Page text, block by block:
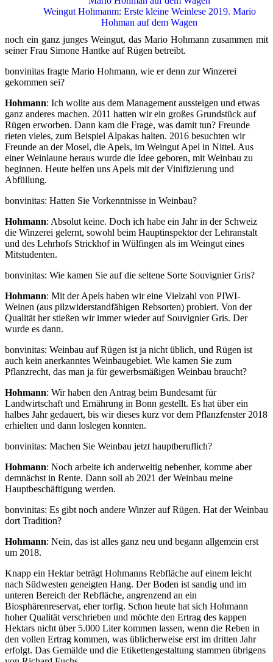
Weingut Hohmanm: Erste kleine Weinlese 2019. Mario
Hohman auf dem Wagen
noch ein ganz junges Weingut, das Mario Hohmann zusammen mit
seiner Frau Simone Hantke auf Rügen betreibt.
bonvinitas fragte Mario Hohmann, wie er denn zur Winzerei
gekommen sei?
Hohmann: Ich wollte aus dem Management aussteigen und etwas
ganz anderes machen. 2011 hatten wir ein großes Grundstück auf
Rügen erworben. Dann kam die Frage, was damit tun? Freunde
rieten vieles, zum Beispiel Alpakas halten. 2016 besuchten wir
Freunde an der Mosel, die Apels, im Weingut Apel in Nittel. Aus
einer Weinlaune heraus wurde die Idee geboren, mit Weinbau zu
beginnen. Heute helfen uns Apels mit der Vinifizierung und
Abfüllung.
bonvinitas: Hatten Sie Vorkenntnisse in Weinbau?
Hohmann: Absolut keine. Doch ich habe ein Jahr in der Schweiz
die Winzerei gelernt, sowohl beim Hauptinspektor der Lehranstalt
und des Lehrhofs Strickhof in Wülfingen als im Weingut eines
Mitstudenten.
bonvinitas: Wie kamen Sie auf die seltene Sorte Souvignier Gris?
Hohmann: Mit der Apels haben wir eine Vielzahl von PIWI-
Weinen (aus pilzwiderstandfähigen Rebsorten) probiert. Von der
Qualität her stießen wir immer wieder auf Souvignier Gris. Der
wurde es dann.
bonvinitas: Weinbau auf Rügen ist ja nicht üblich, und Rügen ist
auch kein anerkanntes Weinbaugebiet. Wie kamen Sie zum
Pflanzrecht, das man ja für gewerbsmäßigen Weinbau braucht?
Hohmann: Wir haben den Antrag beim Bundesamt für
Landwirtschaft und Ernährung in Bonn gestellt. Es hat über ein
halbes Jahr gedauert, bis wir dieses kurz vor dem Pflanzfenster 2018
erhielten und dann loslegen konnten.
bonvinitas: Machen Sie Weinbau jetzt hauptberuflich?
Hohmann: Noch arbeite ich anderweitig nebenher, komme aber
demnächst in Rente. Dann soll ab 2021 der Weinbau meine
Hauptbeschäftigung werden.
bonvinitas: Es gibt noch andere Winzer auf Rügen. Hat der Weinbau
dort Tradition?
Hohmann: Nein, das ist alles ganz neu und begann allgemein erst
um 2018.
Knapp ein Hektar beträgt Hohmanns Rebfläche auf einem leicht
nach Südwesten geneigten Hang. Der Boden ist sandig und im
unteren Bereich der Rebfläche, angrenzend an ein
Biosphärenreservat, eher torfig. Schon heute hat sich Hohmann
hoher Qualität verschrieben und möchte den Ertrag des kappen
Hektars nicht über 5.000 Liter kommen lassen, wenn die Reben in
den vollen Ertrag kommen, was üblicherweise erst im dritten Jahr
erfolgt. Das Gemälde und die Etikettengestaltung stammen übrigens